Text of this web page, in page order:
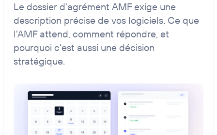
Le dossier d'agrément AMF exige une
description précise de vos logiciels. Ce que
l'AMF attend, comment répondre, et
pourquoi c'est aussi une décision
stratégique.